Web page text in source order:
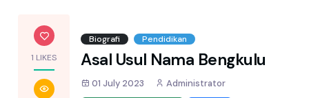
1 LIKES
Biografi Pendidikan
Asal Usul Nama Bengkulu
01 July 2023 Administrator